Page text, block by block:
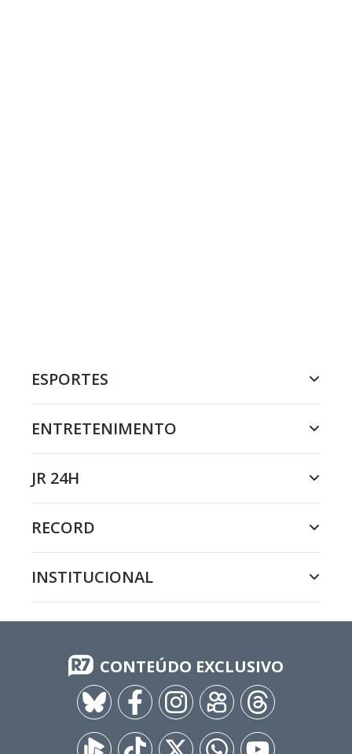
ESPORTES
ENTRETENIMENTO
JR 24H
RECORD
INSTITUCIONAL
CONTEÚDO EXCLUSIVO